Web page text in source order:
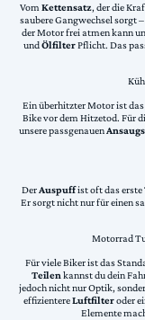
VomKettensatz, der die
saubere Gangwechsel sorgt
der Motor frei atmen kann
undÖlfilterPflicht. Das
Ein überhitzter Motor ist
Bike vor dem Hitzetod. Für
unsere passgenauen
DerAuspuffist oft das erste
Er sorgt nicht nur für einen
Motorrad
Für viele Biker ist das
Teilen kannst du dein
jedoch nicht nur Optik,
effizientereLuftfilteroder
Elemente